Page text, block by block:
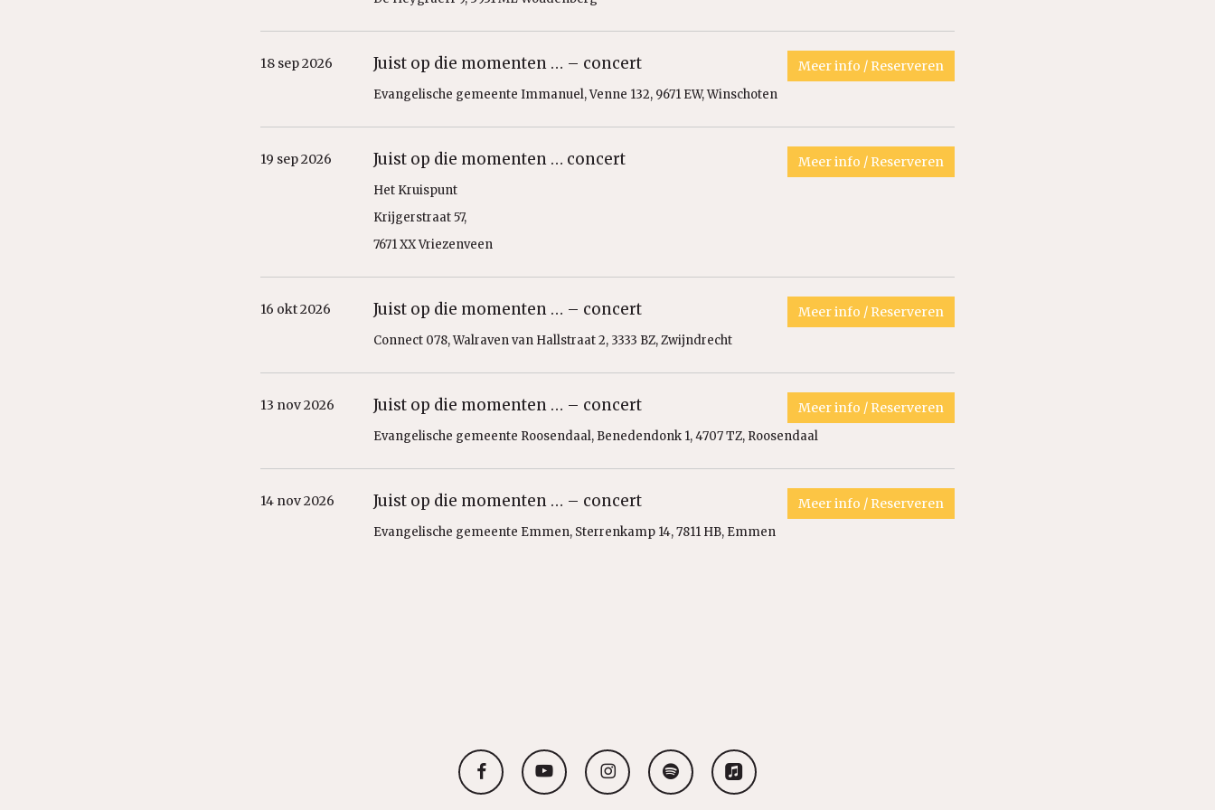
Juist op die momenten … – concert
18 sep 2026
Evangelische gemeente Immanuel, Venne 132, 9671 EW, Winschoten
Meer info / Reserveren
Juist op die momenten … concert
19 sep 2026
Het Kruispunt
Krijgerstraat 57,
7671 XX Vriezenveen
Meer info / Reserveren
Juist op die momenten … – concert
16 okt 2026
Connect 078, Walraven van Hallstraat 2, 3333 BZ, Zwijndrecht
Meer info / Reserveren
Juist op die momenten … – concert
13 nov 2026
Evangelische gemeente Roosendaal, Benedendonk 1, 4707 TZ, Roosendaal
Meer info / Reserveren
Juist op die momenten … – concert
14 nov 2026
Evangelische gemeente Emmen, Sterrenkamp 14, 7811 HB, Emmen
Meer info / Reserveren
facebook youtube instagram spotify applemusic